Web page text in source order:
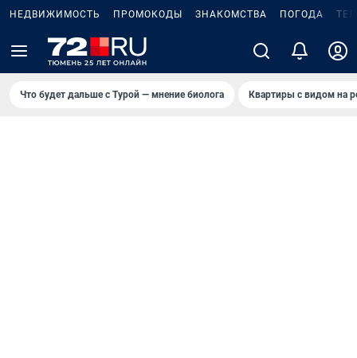
НЕДВИЖИМОСТЬ ПРОМОКОДЫ ЗНАКОМСТВА ПОГОДА
Что будет дальше с Турой — мнение биолога Квартиры с видом на